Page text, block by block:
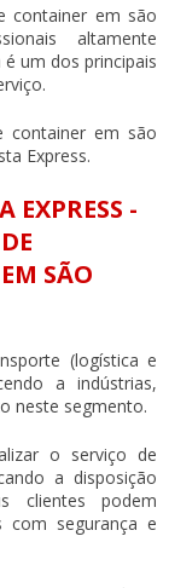
container em são
altamente
um dos principais
container em são
Express.
EXPRESS -
SÃO
(logística e
a indústrias,
neste segmento.
o serviço de
a disposição
clientes podem
com segurança e